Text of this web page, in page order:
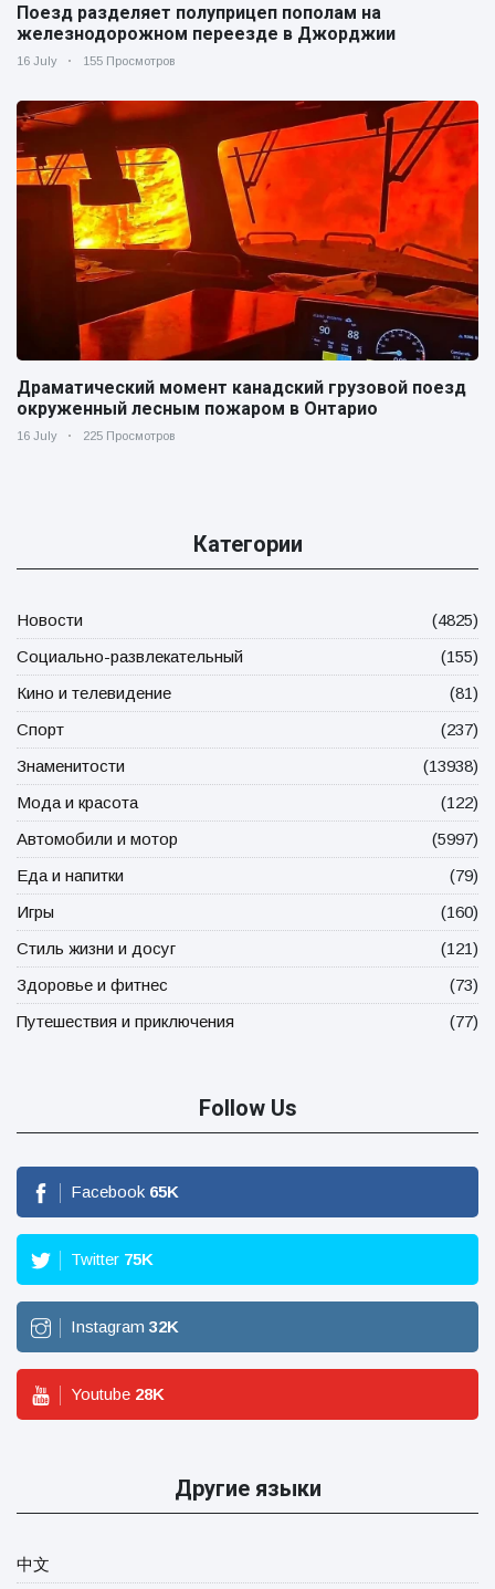
Поезд разделяет полуприцеп пополам на
железнодорожном переезде в Джорджии
16 July 155 Просмотров
Драматический момент канадский грузовой поезд
окруженный лесным пожаром в Онтарио
16 July 225 Просмотров
Категории
Новости
(4825)
Социально-развлекательный
(155)
Кино и телевидение
(81)
Спорт
(237)
Знаменитости
(13938)
Мода и красота
(122)
Автомобили и мотор
(5997)
Еда и напитки
(79)
Игры
(160)
Стиль жизни и досуг
(121)
Здоровье и фитнес
(73)
Путешествия и приключения
(77)
Follow Us
Facebook 65K
Twitter 75K
Instagram 32K
Youtube 28K
Другие языки
中文